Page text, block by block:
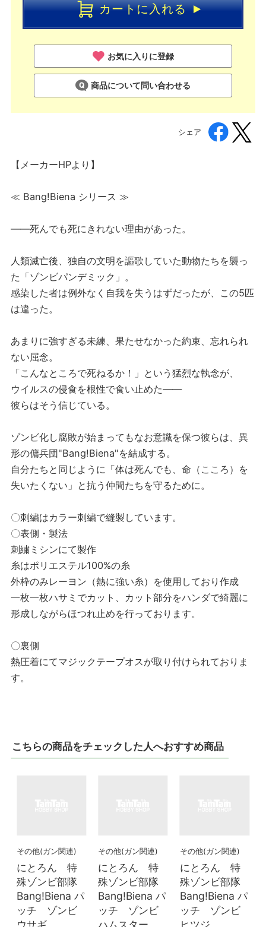
カートに入れる
お気に入りに登録
商品について問い合わせる
シェア
【メーカーHPより】
≪ Bang!Biena シリース ≫
——死んでも死にきれない理由があった。
人類滅亡後、独自の文明を謳歌していた動物たちを襲っ
た「ゾンビパンデミック」。
感染した者は例外なく自我を失うはずだったが、この5匹
は違った。
あまりに強すぎる未練、果たせなかった約束、忘れられ
ない屈念。
「こんなところで死ねるか！」という猛烈な執念が、
ウイルスの侵食を根性で食い止めた——
彼らはそう信じている。
ゾンビ化し腐敗が始まってもなお意識を保つ彼らは、異
形の傭兵団"Bang!Biena"を結成する。
自分たちと同じように「体は死んでも、命（こころ）を
失いたくない」と抗う仲間たちを守るために。
〇刺繍はカラー刺繍で縫製しています。
〇表側・製法
刺繍ミシンにて製作
糸はポリエステル100%の糸
外枠のみレーヨン（熱に強い糸）を使用しており作成
一枚一枚ハサミでカット、カット部分をハンダで綺麗に
形成しながらほつれ止めを行っております。
〇裏側
熱圧着にてマジックテープオスが取り付けられておりま
す。
こちらの商品をチェックした人へおすすめ商品
その他(ガン関連)
にとろん 特
殊ゾンビ部隊
Bang!Biena パ
ッチ ゾンビ
その他(ガン関連)
にとろん 特
殊ゾンビ部隊
Bang!Biena パ
ッチ ゾンビ
その他(ガン関連)
にとろん 特
殊ゾンビ部隊
Bang!Biena パ
ッチ ゾンビ